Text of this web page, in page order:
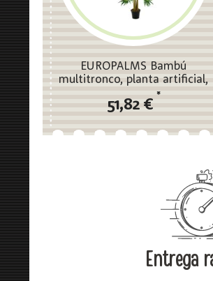
EUROPALMS Bambú
multitronco, planta artificial,
51,82 €
*
Entrega